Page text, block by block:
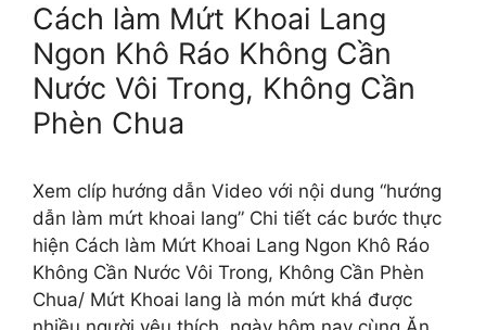
Cách làm Mứt Khoai Lang
Ngon Khô Ráo Không Cần
Nước Vôi Trong, Không Cần
Phèn Chua
Xem clíp hướng dẫn Video với nội dung “hướng
dẫn làm mứt khoai lang” Chi tiết các bước thực
hiện Cách làm Mứt Khoai Lang Ngon Khô Ráo
Không Cần Nước Vôi Trong, Không Cần Phèn
Chua/ Mứt Khoai lang là món mứt khá được